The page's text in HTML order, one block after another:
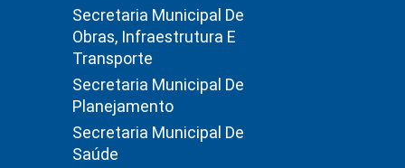
Secretaria Municipal De
Obras, Infraestrutura E
Transporte
Secretaria Municipal De
Planejamento
Secretaria Municipal De
Saúde